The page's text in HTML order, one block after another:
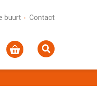
buurt Contact